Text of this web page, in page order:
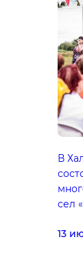
В
сел
13